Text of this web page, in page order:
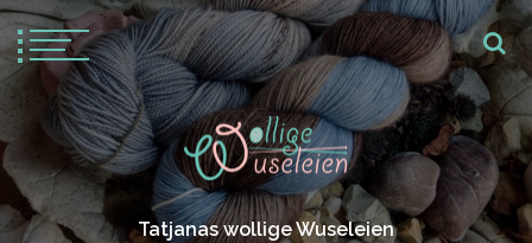
Tatjanas wollige Wuseleien